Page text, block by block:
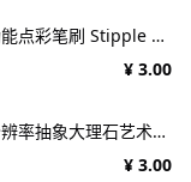
34款多功能点彩笔刷 Stipple Buddy
¥ 3.00
50组高分辨率抽象大理石艺术纹理合集（Marmor系列） Marmor - 50 Abstract Marble textures
¥ 3.00